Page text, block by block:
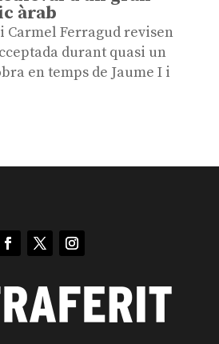
àrab
Carmel Ferragud revisen
durant quasi un
en temps de Jaume I i